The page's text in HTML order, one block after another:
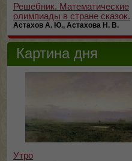
Решебник. Математические
олимпиады в стране сказок.
Астахов А. Ю., Астахова Н. В.
Картина дня
Утро